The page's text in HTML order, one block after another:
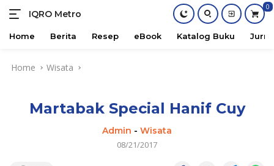
IQRO Metro
Lets
Bright
0
Home Berita Resep eBook Katalog Buku
Home Wisata
Martabak Special Hanif Cuy
Admin - Wisata
08/21/2017